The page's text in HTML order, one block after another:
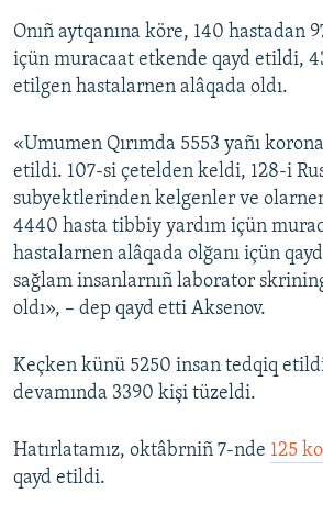
Onıñ aytqanına köre, 140 hastadan
içün muracaat etkende qayd etildi,
etilgen hastalarnen alâqada oldı.
«Umumen Qırımda 5553 yañı
etildi. 107-si çetelden keldi, 128-i
subyektlerinden kelgenler ve
4440 hasta tibbiy yardım içün
hastalarnen alâqada olğanı içün
sağlam insanlarnıñ laborator
oldı», – dep qayd etti Aksenov.
Keçken künü 5250 insan tedqiq
devamında 3390 kişi tüzeldi.
Hatırlatamız, oktâbrniñ 7-nde 125
qayd etildi.